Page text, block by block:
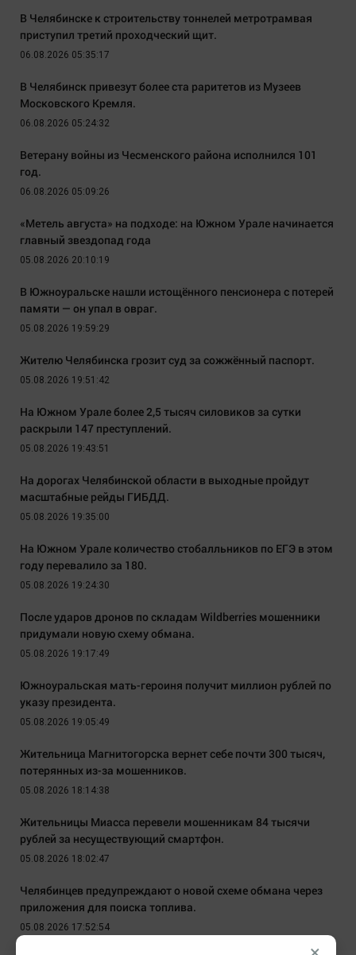
В Челябинске к строительству тоннелей метротрамвая
приступил третий проходческий щит.
06.08.2026 05:35:17
В Челябинск привезут более ста раритетов из Музеев
Московского Кремля.
06.08.2026 05:24:32
Ветерану войны из Чесменского района исполнился 101
год.
06.08.2026 05:09:26
«Метель августа» на подходе: на Южном Урале начинается
главный звездопад года
05.08.2026 20:10:19
В Южноуральске нашли истощённого пенсионера с потерей
памяти — он упал в овраг.
05.08.2026 19:59:29
Жителю Челябинска грозит суд за сожжённый паспорт.
05.08.2026 19:51:42
На Южном Урале более 2,5 тысяч силовиков за сутки
раскрыли 147 преступлений.
05.08.2026 19:43:51
На дорогах Челябинской области в выходные пройдут
масштабные рейды ГИБДД.
05.08.2026 19:35:00
На Южном Урале количество стобалльников по ЕГЭ в этом
году перевалило за 180.
05.08.2026 19:24:30
После ударов дронов по складам Wildberries мошенники
придумали новую схему обмана.
05.08.2026 19:17:49
Южноуральская мать-героиня получит миллион рублей по
указу президента.
05.08.2026 19:05:49
Жительница Магнитогорска вернет себе почти 300 тысяч,
потерянных из-за мошенников.
05.08.2026 18:14:38
Жительницы Миасса перевели мошенникам 84 тысячи
рублей за несуществующий смартфон.
05.08.2026 18:02:47
Челябинцев предупреждают о новой схеме обмана через
приложения для поиска топлива.
05.08.2026 17:52:54